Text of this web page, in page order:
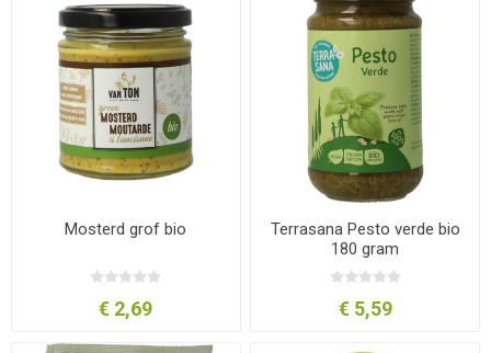
Mosterd grof bio
€ 2,69
Terrasana Pesto verde bio
180 gram
€ 5,59